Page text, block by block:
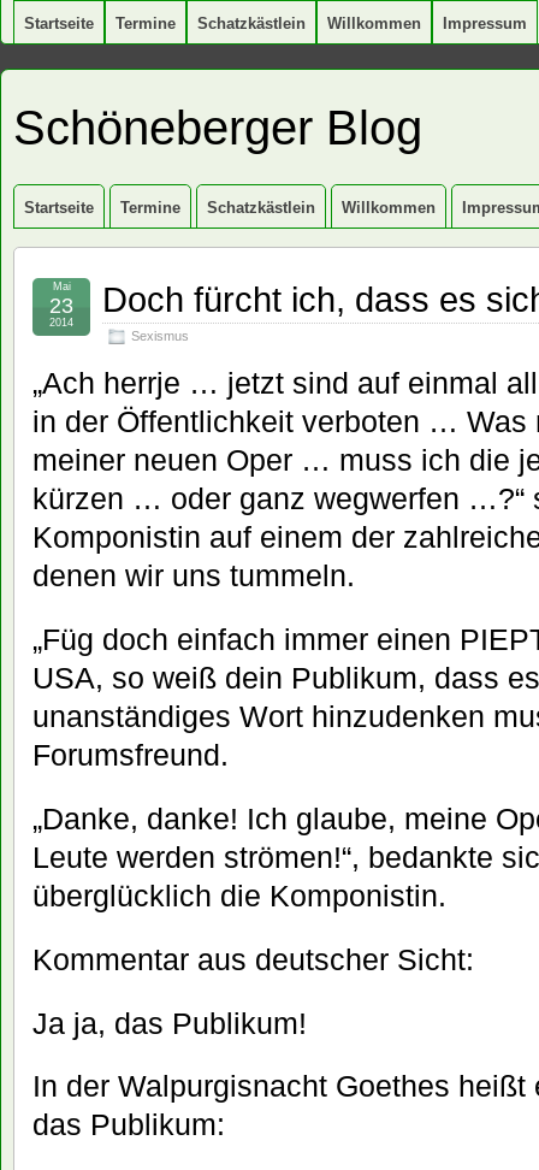
Startseite Termine Schatzkästlein Willkommen Impressum
Schöneberger Blog
Startseite Termine Schatzkästlein Willkommen
Doch fürcht ich, dass es
Sexismus
Mai
23
2014
„Ach herrje … jetzt sind auf einmal
in der Öffentlichkeit verboten … Was
meiner neuen Oper … muss ich die
kürzen … oder ganz wegwerfen …?“
Komponistin auf einem der
denen wir uns tummeln.
„Füg doch einfach immer einen
USA, so weiß dein Publikum, dass
unanständiges Wort hinzudenken
Forumsfreund.
„Danke, danke! Ich glaube, meine
Leute werden strömen!“, bedankte
überglücklich die Komponistin.
Kommentar aus deutscher Sicht:
Ja ja, das Publikum!
In der Walpurgisnacht Goethes
das Publikum: